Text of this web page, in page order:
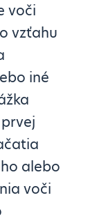
voči
vzťahu
iné
alebo
voči